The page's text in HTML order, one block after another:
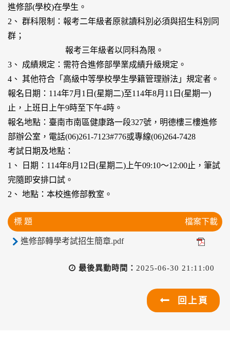
進修部(學校)在學生。
2、 群科限制：報考二年級者原就讀科別必須與招生科別同
群；
報考三年級者以同科為限。
3、 成績規定：需符合進修部學業成績升級規定。
4、 其他符合「高級中等學校學生學籍管理辦法」規定者。
報名日期：114年7月1日(星期二)至114年8月11日(星期一)
止，上班日上午9時至下午4時。
報名地點：臺南市南區健康路一段327號，明德樓三樓進修
部辦公室，電話(06)261-7123#776或專線(06)264-7428
考試日期及地點：
1、 日期：114年8月12日(星期二)上午09:10～12:00止，筆試
完隨即安排口試。
2、 地點：本校進修部教室。
標 題 檔案下載
進修部轉學考試招生簡章.pdf
最後異動時間： 2025-06-30 21:11:00
回上頁